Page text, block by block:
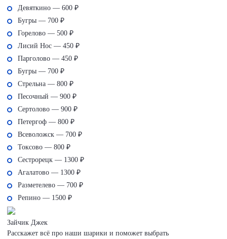
Девяткино — 600 ₽
Бугры — 700 ₽
Горелово — 500 ₽
Лисий Нос — 450 ₽
Парголово — 450 ₽
Бугры — 700 ₽
Стрельна — 800 ₽
Песочный — 900 ₽
Сертолово — 900 ₽
Петергоф — 800 ₽
Всеволожск — 700 ₽
Токсово — 800 ₽
Сестрорецк — 1300 ₽
Агалатово — 1300 ₽
Разметелево — 700 ₽
Репино — 1500 ₽
Зайчик Джек
Расскажет всё про наши шарики и поможет выбрать